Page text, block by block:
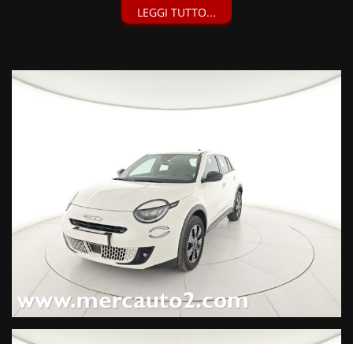
Dettagli carrozzeria cromati, Calotte specchi nere, Fari
interne porte cromate, Color Therpy, illuminazione ambiente
interno con colore configurabile, Luce plafoniera LED,
Specchio retrovisore interno elettrocromico (giorno/notte
carrozzeria, Pack Style (1750 EUR),
LEGGI TUTTO...